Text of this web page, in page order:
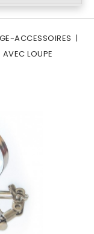
ACCESSOIRES
LOUPE